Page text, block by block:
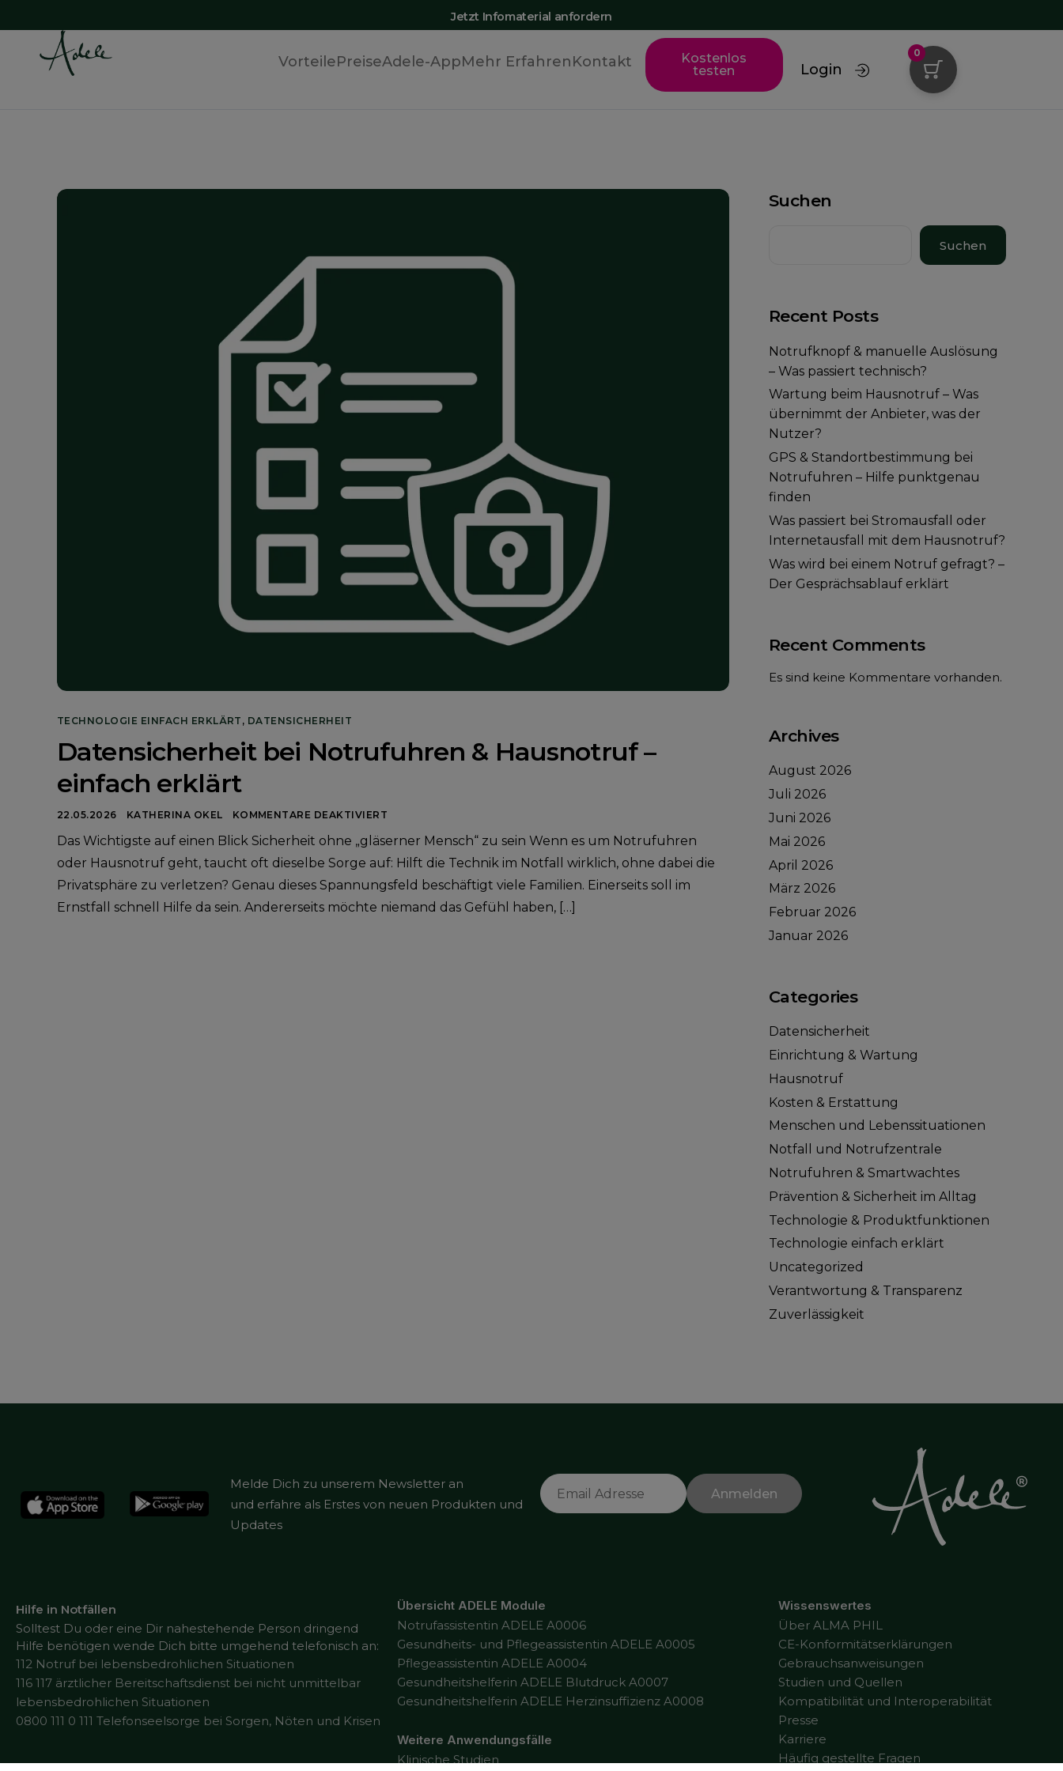
Jetzt Infomaterial anfordern
VorteilePreiseAdele-AppMehr ErfahrenKontakt
Kostenlos
testen
Login
0
TECHNOLOGIE EINFACH ERKLÄRT , DATENSICHERHEIT
Datensicherheit bei Notrufuhren & Hausnotruf –
einfach erklärt
22.05.2026 KATHERINA OKEL KOMMENTARE DEAKTIVIERT
Das Wichtigste auf einen Blick Sicherheit ohne „gläserner Mensch“ zu sein Wenn es um Notrufuhren
oder Hausnotruf geht, taucht oft dieselbe Sorge auf: Hilft die Technik im Notfall wirklich, ohne dabei die
Privatsphäre zu verletzen? Genau dieses Spannungsfeld beschäftigt viele Familien. Einerseits soll im
Ernstfall schnell Hilfe da sein. Andererseits möchte niemand das Gefühl haben, […]
Suchen
Suchen
Recent Posts
Notrufknopf & manuelle Auslösung
– Was passiert technisch?
Wartung beim Hausnotruf – Was
übernimmt der Anbieter, was der
Nutzer?
GPS & Standortbestimmung bei
Notrufuhren – Hilfe punktgenau
finden
Was passiert bei Stromausfall oder
Internetausfall mit dem Hausnotruf?
Was wird bei einem Notruf gefragt? –
Der Gesprächsablauf erklärt
Recent Comments
Es sind keine Kommentare vorhanden.
Archives
August 2026
Juli 2026
Juni 2026
Mai 2026
April 2026
März 2026
Februar 2026
Januar 2026
Categories
Datensicherheit
Einrichtung & Wartung
Hausnotruf
Kosten & Erstattung
Menschen und Lebenssituationen
Notfall und Notrufzentrale
Notrufuhren & Smartwachtes
Prävention & Sicherheit im Alltag
Technologie & Produktfunktionen
Technologie einfach erklärt
Uncategorized
Verantwortung & Transparenz
Zuverlässigkeit
Melde Dich zu unserem Newsletter an
und erfahre als Erstes von neuen Produkten und
Updates
Hilfe in Notfällen
Solltest Du oder eine Dir nahestehende Person dringend
Hilfe benötigen wende Dich bitte umgehend telefonisch an:
112 Notruf bei lebensbedrohlichen Situationen
116 117 ärztlicher Bereitschaftsdienst bei nicht unmittelbar
lebensbedrohlichen Situationen
0800 111 0 111 Telefonseelsorge bei Sorgen, Nöten und Krisen
Übersicht ADELE Module
Notrufassistentin ADELE A0006
Gesundheits- und Pflegeassistentin ADELE A0005
Pflegeassistentin ADELE A0004
Gesundheitshelferin ADELE Blutdruck A0007
Gesundheitshelferin ADELE Herzinsuffizienz A0008
Weitere Anwendungsfälle
Klinische Studien
Wissenswertes
Über ALMA PHIL
CE-Konformitätserklärungen
Gebrauchsanweisungen
Studien und Quellen
Kompatibilität und Interoperabilität
Presse
Karriere
Häufig gestellte Fragen